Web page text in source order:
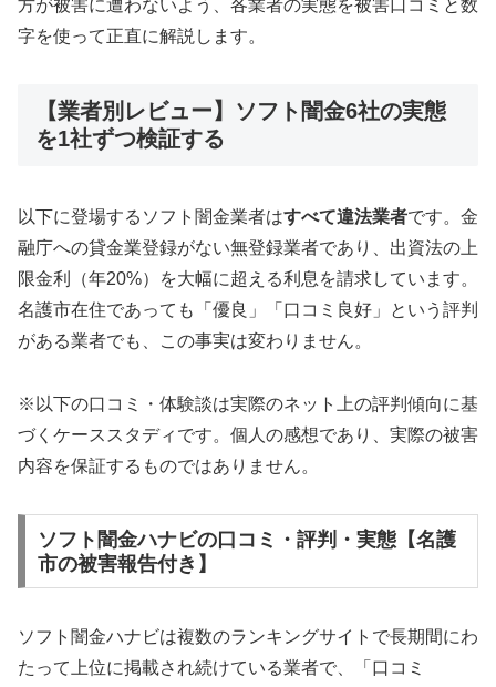
方が被害に遭わないよう、各業者の実態を被害口コミと数
字を使って正直に解説します。
【業者別レビュー】ソフト闇金6社の実態
を1社ずつ検証する
以下に登場するソフト闇金業者はすべて違法業者です。金
融庁への貸金業登録がない無登録業者であり、出資法の上
限金利（年20%）を大幅に超える利息を請求しています。
名護市在住であっても「優良」「口コミ良好」という評判
がある業者でも、この事実は変わりません。
※以下の口コミ・体験談は実際のネット上の評判傾向に基
づくケーススタディです。個人の感想であり、実際の被害
内容を保証するものではありません。
ソフト闇金ハナビの口コミ・評判・実態【名護
市の被害報告付き】
ソフト闇金ハナビは複数のランキングサイトで長期間にわ
たって上位に掲載され続けている業者で、「口コミ